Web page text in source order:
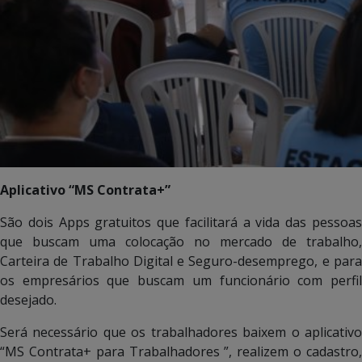
Aplicativo “MS Contrata+”
São dois Apps gratuitos que facilitará a vida das pessoas
que buscam uma colocação no mercado de trabalho,
Carteira de Trabalho Digital e Seguro-desemprego, e para
os empresários que buscam um funcionário com perfil
desejado.
Será necessário que os trabalhadores baixem o aplicativo
“MS Contrata+ para Trabalhadores ”, realizem o cadastro,